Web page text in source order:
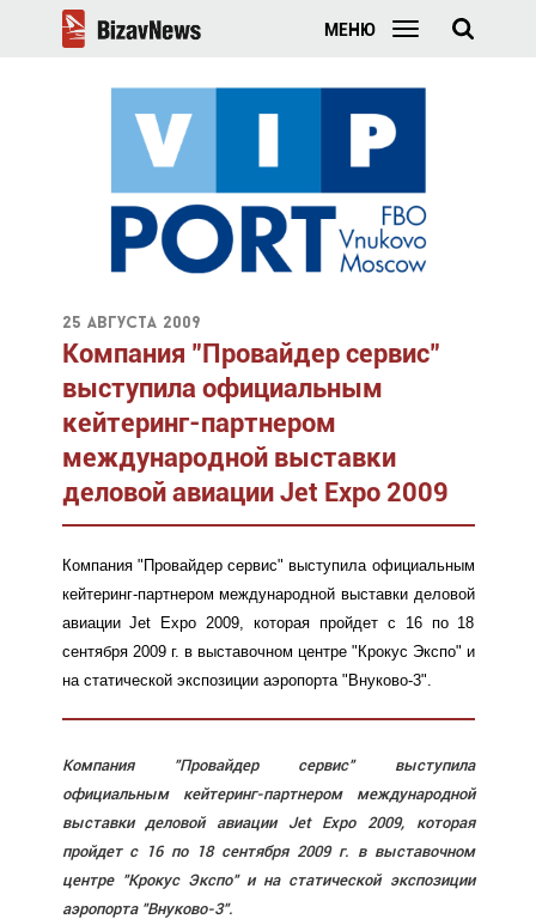
МЕНЮ
25 августа 2009
Компания "Провайдер сервис"
выступила официальным
кейтеринг-партнером
международной выставки
деловой авиации Jet Expo 2009
Компания "Провайдер сервис" выступила официальным
кейтеринг-партнером международной выставки деловой
авиации Jet Expo 2009, которая пройдет с 16 по 18
сентября 2009 г. в выставочном центре "Крокус Экспо" и
на статической экспозиции аэропорта "Внуково-3".
Компания "Провайдер сервис" выступила
официальным кейтеринг-партнером международной
выставки деловой авиации Jet Expo 2009, которая
пройдет с 16 по 18 сентября 2009 г. в выставочном
центре "Крокус Экспо" и на статической экспозиции
аэропорта "Внуково-3".